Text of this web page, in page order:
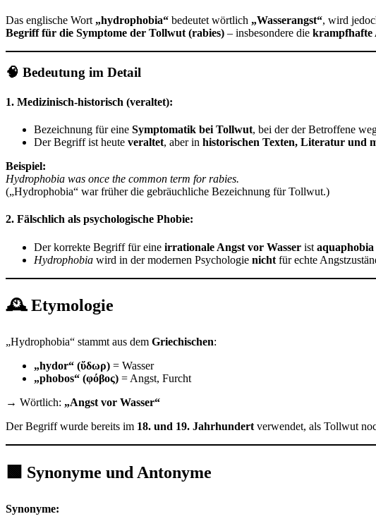
Das englische Wort „hydrophobia“ bedeutet wörtlich „Wasserangst“, wird
Begriff für die Symptome der Tollwut (rabies) – insbesondere die krampfhafte
🧠 Bedeutung im Detail
1. Medizinisch-historisch (veraltet):
Bezeichnung für eine Symptomatik bei Tollwut, bei der der Betroffene
Der Begriff ist heute veraltet, aber in historischen Texten, Literatur und
Beispiel:
Hydrophobia was once the common term for rabies.
(„Hydrophobia“ war früher die gebräuchliche Bezeichnung für Tollwut.)
2. Fälschlich als psychologische Phobie:
Der korrekte Begriff für eine irrationale Angst vor Wasser ist aquaphobia
Hydrophobia wird in der modernen Psychologie nicht für echte
🕰️ Etymologie
„Hydrophobia“ stammt aus dem Griechischen:
„hydor“ (ὕδωρ) = Wasser
„phobos“ (φόβος) = Angst, Furcht
→ Wörtlich: „Angst vor Wasser“
Der Begriff wurde bereits im 18. und 19. Jahrhundert verwendet, als Tollwut
🟩 Synonyme und Antonyme
Synonyme: